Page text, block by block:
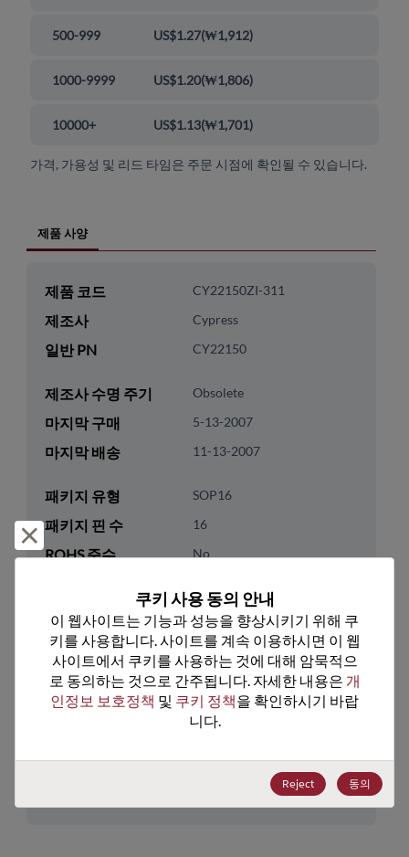
500-999 US$1.27(₩1,912)
1000-9999 US$1.20(₩1,806)
10000+ US$1.13(₩1,701)
가격, 가용성 및 리드 타임은 주문 시점에 확인될 수 있습니다.
제품 사양
제품 코드 CY22150ZI-311
제조사 Cypress
일반 PN CY22150
제조사 수명 주기 Obsolete
마지막 구매 5-13-2007
마지막 배송 11-13-2007
패키지 유형 SOP16
패키지 핀 수 16
ROHS 준수 No
패키지 수량 0
기술 카테고리 Analog & Mixed Signal
기술 하위 카테고리 Timing
Clock Buffers & Drivers
미국 HTS 코드 8542.39.0060
거부 및 닫기
쿠키 사용 동의 안내
이 웹사이트는 기능과 성능을 향상시키기 위해 쿠
키를 사용합니다. 사이트를 계속 이용하시면 이 웹
사이트에서 쿠키를 사용하는 것에 대해 암묵적으
로 동의하는 것으로 간주됩니다. 자세한 내용은 개
인정보 보호정책 및 쿠키 정책을 확인하시기 바랍
니다.
Reject 동의